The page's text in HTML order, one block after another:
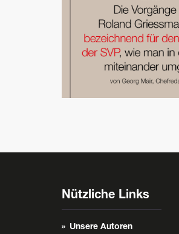
Nützliche Links
Unsere Autoren